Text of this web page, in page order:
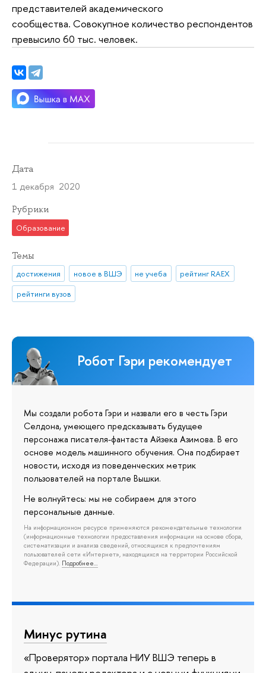
представителей академического
сообщества. Совокупное количество респондентов
превысило 60 тыс. человек.
Дата
1 декабря 2020
Рубрики
Образование
Темы
достижения новое в ВШЭ не учеба
рейтинг RAEX
рейтинги вузов
Робот Гэри рекомендует
Мы создали робота Гэри и назвали его в честь Гэри
Селдона, умеющего предсказывать будущее
персонажа писателя-фантаста Айзека Азимова. В его
основе модель машинного обучения. Она подбирает
новости, исходя из поведенческих метрик
пользователей на портале Вышки.
Не волнуйтесь: мы не собираем для этого
персональные данные.
На информационном ресурсе применяются рекомендательные технологии
(информационные технологии предоставления информации на основе сбора,
систематизации и анализа сведений, относящихся к предпочтениям
пользователей сети «Интернет», находящихся на территории Российской
Федерации). Подробнее…
Минус рутина
«Проверятор» портала НИУ ВШЭ теперь в